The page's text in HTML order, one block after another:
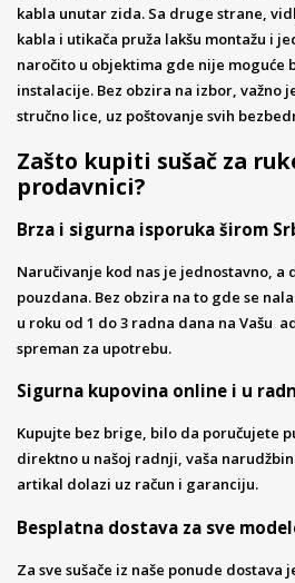
kabla unutar zida. Sa druge strane,
kabla i utikača pruža lakšu montažu i
naročito u objektima gde nije moguće
instalacije. Bez obzira na izbor, važno
stručno lice, uz poštovanje svih
Zašto kupiti sušač za
prodavnici?
Brza i sigurna isporuka širom
Naručivanje kod nas je jednostavno, a
pouzdana. Bez obzira na to gde se
u roku od 1 do 3 radna dana na Vašu
spreman za upotrebu.
Sigurna kupovina online i u
Kupujte bez brige, bilo da poručujete
direktno u našoj radnji, vaša
artikal dolazi uz račun i garanciju.
Besplatna dostava za sve
Za sve sušače iz naše ponude dostava